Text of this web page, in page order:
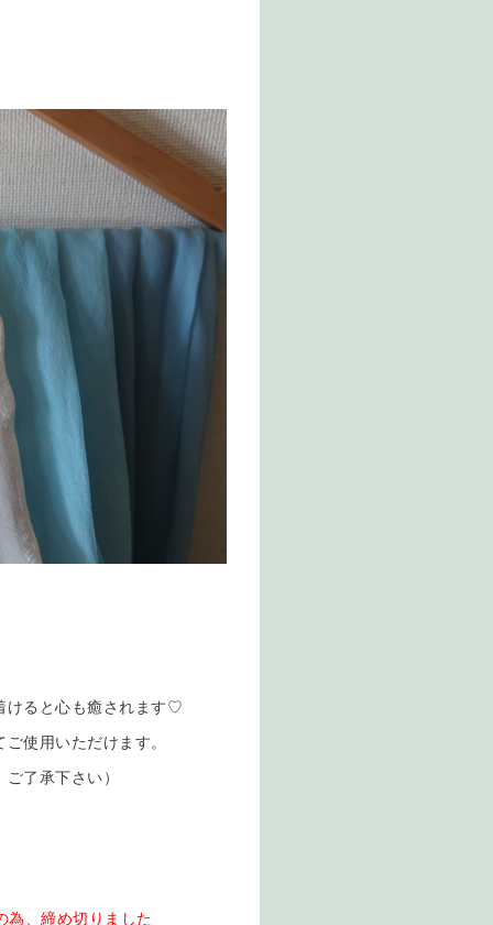
けると心も癒されます♡
使用いただけます。
了承下さい）
為、締め切りました